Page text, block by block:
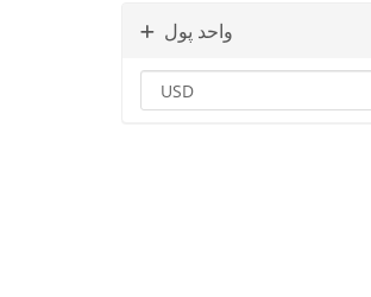
واحد پول